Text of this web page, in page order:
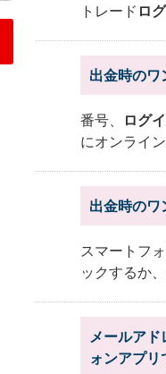
トレード ロ
出金時のワ
番号、 ログ
にオンライ
出金時のワ
スマートフ
ックするか
メールア
ォンアプリ